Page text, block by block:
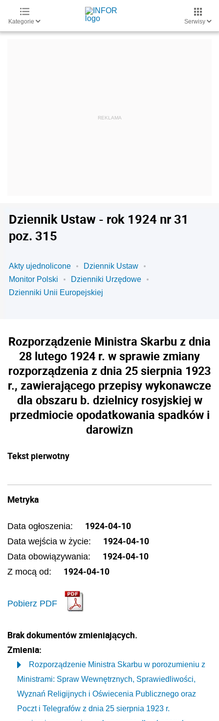
Kategorie Serwisy
Dziennik Ustaw - rok 1924 nr 31
poz. 315
Akty ujednolicone
Dziennik Ustaw
Monitor Polski
Dzienniki Urzędowe
Dzienniki Unii Europejskiej
Rozporządzenie Ministra Skarbu z dnia
28 lutego 1924 r. w sprawie zmiany
rozporządzenia z dnia 25 sierpnia 1923
r., zawierającego przepisy wykonawcze
dla obszaru b. dzielnicy rosyjskiej w
przedmiocie opodatkowania spadków i
darowizn
Tekst pierwotny
Metryka
Data ogłoszenia: 1924-04-10
Data wejścia w życie: 1924-04-10
Data obowiązywania: 1924-04-10
Z mocą od: 1924-04-10
Pobierz PDF
Brak dokumentów zmieniających.
Zmienia:
Rozporządzenie Ministra Skarbu w porozumieniu z
Ministrami: Spraw Wewnętrznych, Sprawiedliwości,
Wyznań Religijnych i Oświecenia Publicznego oraz
Poczt i Telegrafów z dnia 25 sierpnia 1923 r.